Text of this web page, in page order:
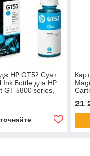
HP GT52 Cyan
Ink Bottle для HP
GT 5800 series,
21